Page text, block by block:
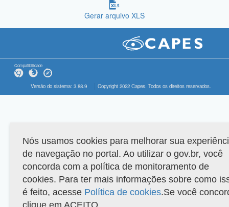
Gerar arquivo XLS
Compatibilidade
Versão do sistema: 3.88.9 Copyright 2022 Capes. Todos os direitos reservados.
Nós usamos cookies para melhorar sua
de navegação no portal. Ao utilizar o gov.br, você
concorda com a política de monitoramento de
cookies. Para ter mais informações sobre como
é feito, acesse Política de cookies.Se você
clique em ACEITO.